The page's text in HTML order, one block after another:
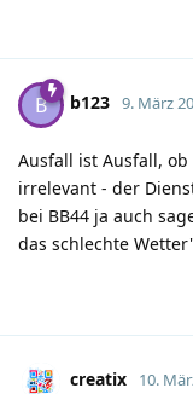
B b123 9. März
Ausfall ist Ausfall,
irrelevant - der
bei BB44 ja auch
das schlechte
creatix 10.